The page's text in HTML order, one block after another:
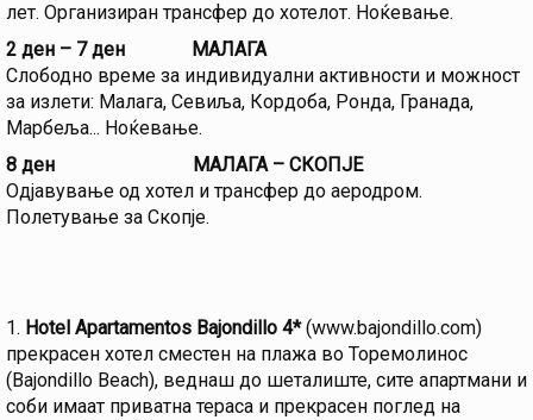
лет. Организиран трансфер до хотелот. Ноќевање.
2 ден – 7 ден
МАЛАГА
Слободно време за индивидуални активности и можност
за излети: Малага, Севиља, Кордоба, Ронда, Гранада,
Марбеља... Ноќевање.
8 ден
МАЛАГА– СКОПЈЕ
Одјавување од хотел и трансфер до аеродром.
Полетување за Скопје.
1. Hotel Apartamentos Bajondillo 4*(www.bajondillo.com)
прекрасен хотел сместен на плажа во Торемолинос
(Bajondillo Beach), веднаш до шеталиште, сите апартмани и
соби имаат приватна тераса и прекрасен поглед на